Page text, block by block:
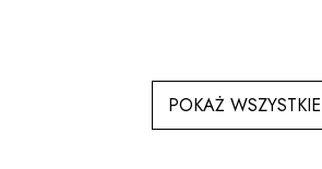
POKAŻ WSZYSTKIE